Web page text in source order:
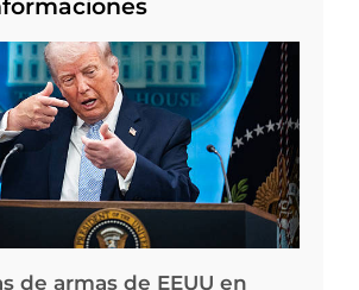
de armas de EEUU en